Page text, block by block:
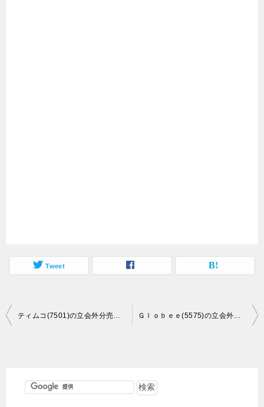
Tweet
投
ティムコ(7501)の立会外分売情報 Ｇｌｏｂｅｅ(5575)の立会外分売情報